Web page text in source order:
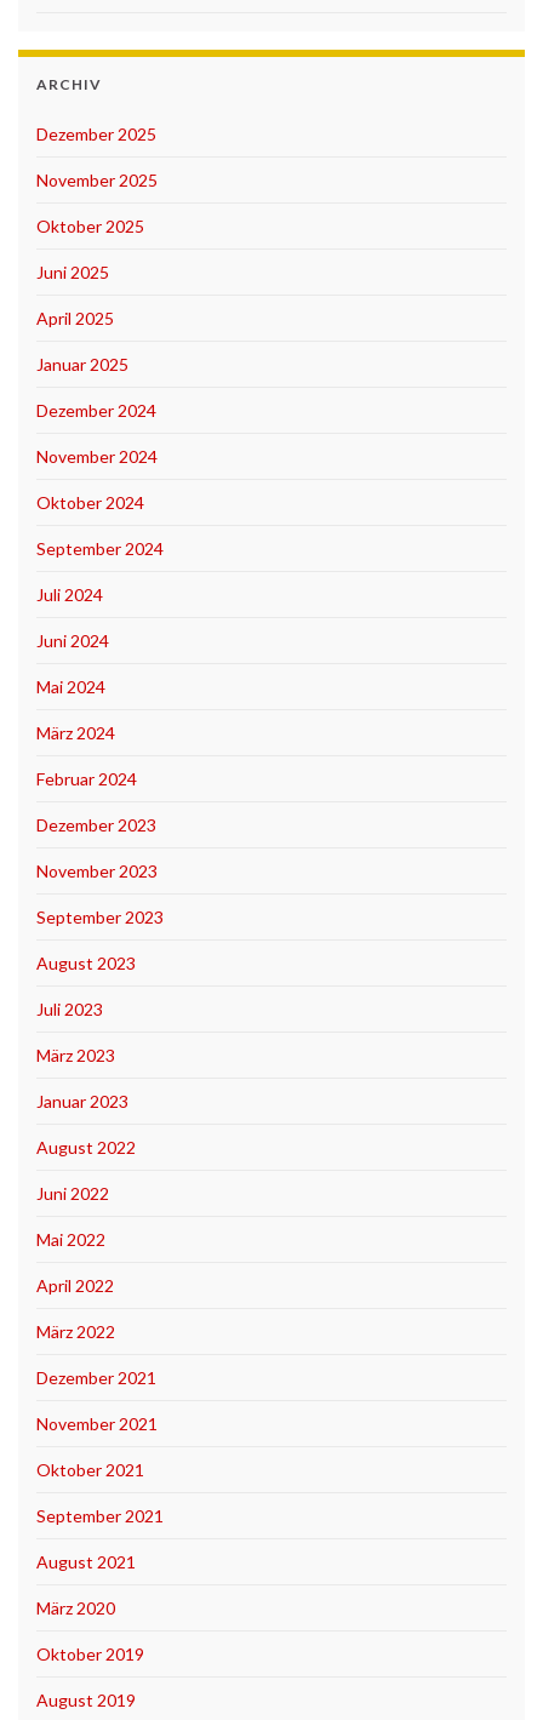
ARCHIV
Dezember 2025
November 2025
Oktober 2025
Juni 2025
April 2025
Januar 2025
Dezember 2024
November 2024
Oktober 2024
September 2024
Juli 2024
Juni 2024
Mai 2024
März 2024
Februar 2024
Dezember 2023
November 2023
September 2023
August 2023
Juli 2023
März 2023
Januar 2023
August 2022
Juni 2022
Mai 2022
April 2022
März 2022
Dezember 2021
November 2021
Oktober 2021
September 2021
August 2021
März 2020
Oktober 2019
August 2019